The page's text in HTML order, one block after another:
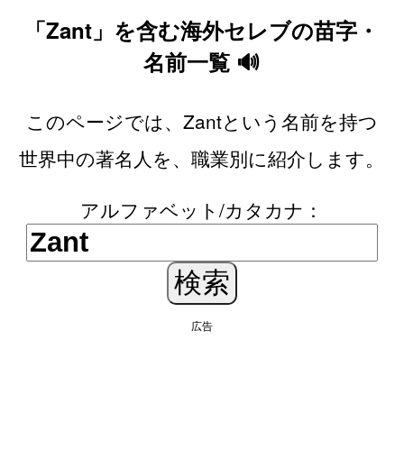
「Zant」を含む海外セレブの苗字・
名前一覧 🔊
このページでは、Zantという名前を持つ
世界中の著名人を、職業別に紹介します。
アルファベット/カタカナ：
広告